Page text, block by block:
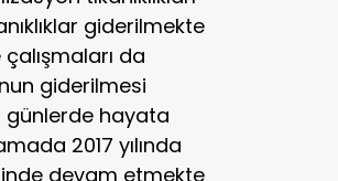
giderilmekte
da
giderilmesi
günlerde hayata
2017 yılında
devam etmekte